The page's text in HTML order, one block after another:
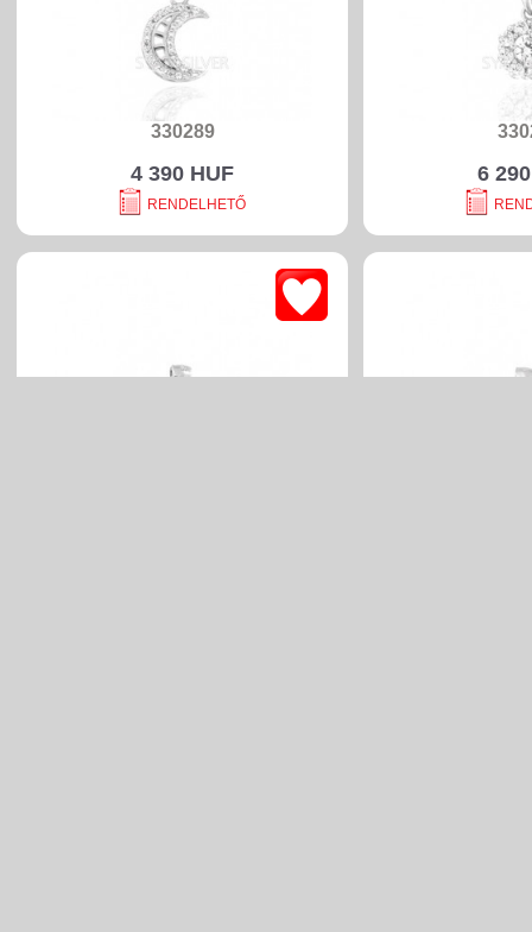
330289
4 390 HUF
RENDELHETŐ
6